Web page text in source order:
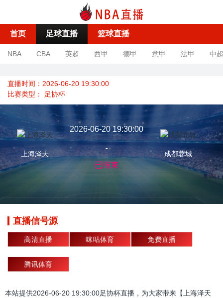
首页 足球直播 篮球直播
NBA CBA 英超 西甲 德甲 意甲 法甲 中超
直播时间：2026-06-20 19:30:00
比赛类型： 足协杯
上海泽天
2026-06-20 19:30:00
-
已结束
成都蓉城
直播信号源
高清直播 咪咕体育 免费直播
腾讯体育
本站提供2026-06-20 19:30:00足协杯直播，为大家带来【上海泽天